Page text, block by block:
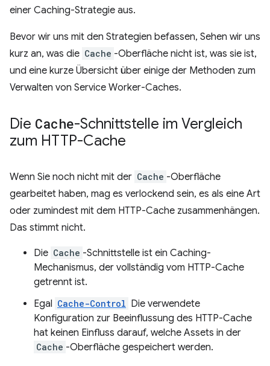
einer Caching-Strategie aus.
Bevor wir uns mit den Strategien befassen, Sehen wir uns
kurz an, was die Cache -Oberfläche nicht ist, was sie ist,
und eine kurze Übersicht über einige der Methoden zum
Verwalten von Service Worker-Caches.
Die Cache-Schnittstelle im Vergleich
zum HTTP-Cache
Wenn Sie noch nicht mit der Cache -Oberfläche
gearbeitet haben, mag es verlockend sein, es als eine Art
oder zumindest mit dem HTTP-Cache zusammenhängen.
Das stimmt nicht.
Die Cache -Schnittstelle ist ein Caching-
Mechanismus, der vollständig vom HTTP-Cache
getrennt ist.
Egal Cache-Control Die verwendete
Konfiguration zur Beeinflussung des HTTP-Cache
hat keinen Einfluss darauf, welche Assets in der
Cache -Oberfläche gespeichert werden.